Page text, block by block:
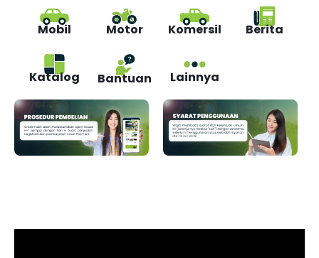
Berita
Komersil
Lainnya
Motor
Bantuan
Mobil
Katalog